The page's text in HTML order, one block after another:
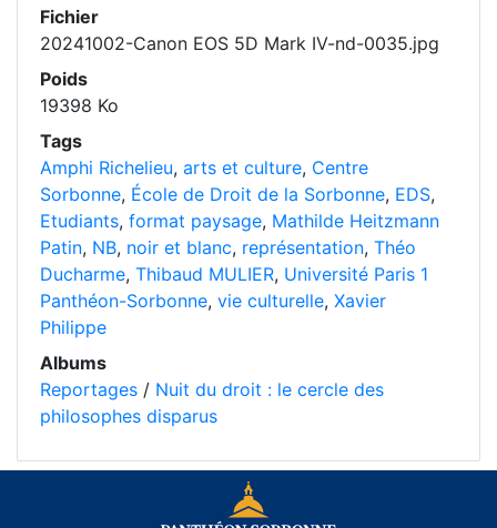
Fichier
20241002-Canon EOS 5D Mark IV-nd-0035.jpg
Poids
19398 Ko
Tags
Amphi Richelieu, arts et culture, Centre
Sorbonne, École de Droit de la Sorbonne, EDS,
Etudiants, format paysage, Mathilde Heitzmann
Patin, NB, noir et blanc, représentation, Théo
Ducharme, Thibaud MULIER, Université Paris 1
Panthéon-Sorbonne, vie culturelle, Xavier
Philippe
Albums
Reportages / Nuit du droit : le cercle des
philosophes disparus